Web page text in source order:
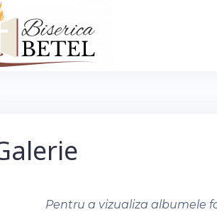
Pentru a vizualiza albumele